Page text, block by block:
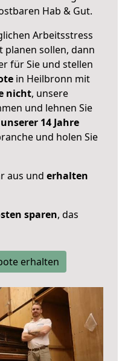
Hab & Gut.
Arbeitsstress
planen sollen, dann
für Sie und stellen
in Heilbronn mit
nicht, unsere
und lehnen Sie
14 Jahre
und holen Sie
aus und erhalten
sparen, das
erhalten